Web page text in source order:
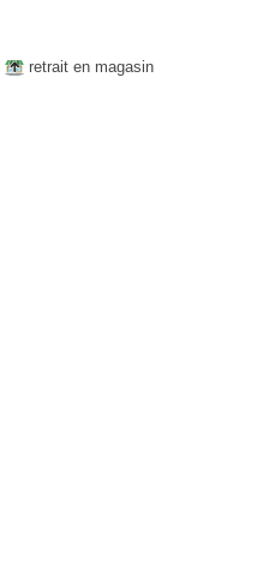
retrait en magasin